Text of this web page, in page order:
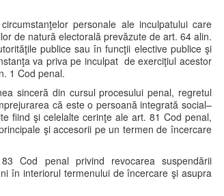
personale ale inculpatului care
de natură electorală prevăzute de art. 64 alin.
publice sau în funcţii elective publice şi
va priva pe inculpat de exerciţiul acestor
1 Cod penal.
sinceră din cursul procesului penal, regretul
că este o persoană integrată social–
fiind şi celelalte cerinţe ale art. 81 Cod penal,
şi accesorii pe un termen de încercare
Cod penal privind revocarea suspendării
în interiorul termenului de încercare şi asupra